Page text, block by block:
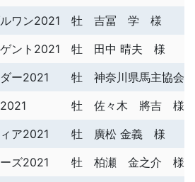
ワン2021 牡
吉冨 学 様
ント2021 牡
田中 晴夫 様
ー2021 牡
神奈川県馬主協
牡
佐々木 將吉 様
ア2021 牡
廣松 金義 様
ズ2021 牡
柏瀬 金之介 様